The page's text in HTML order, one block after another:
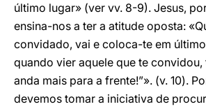
último lugar» (ver vv. 8-9). Jesus,
ensina-nos a ter a atitude oposta:
convidado, vai e coloca-te em
quando vier aquele que te convidou,
anda mais para a frente!”». (v. 10).
devemos tomar a iniciativa de